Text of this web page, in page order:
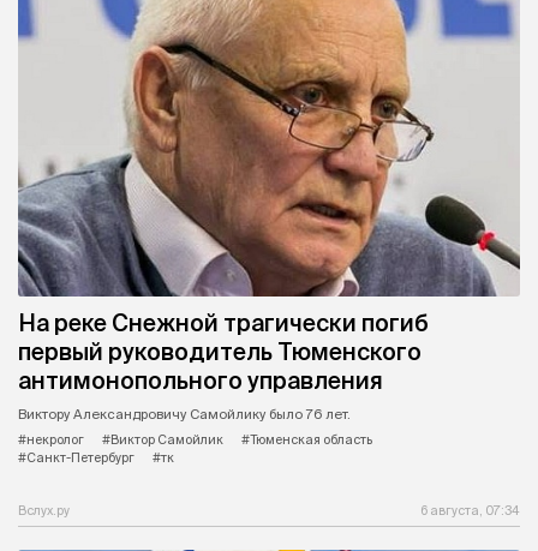
На реке Снежной трагически погиб
первый руководитель Тюменского
антимонопольного управления
Виктору Александровичу Самойлику было 76 лет.
#некролог
#Виктор Самойлик
#Тюменская область
#Санкт-Петербург
#тк
Вслух.ру 6 августа, 07:34